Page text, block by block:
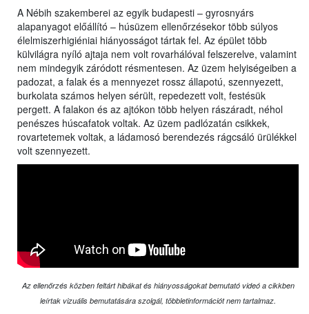
A Nébih szakemberei az egyik budapesti – gyrosnyárs
alapanyagot előállító – húsüzem ellenőrzésekor több súlyos
élelmiszerhigiéniai hiányosságot tártak fel. Az épület több
külvilágra nyíló ajtaja nem volt rovarhálóval felszerelve, valamint
nem mindegyik záródott résmentesen. Az üzem helyiségeiben a
padozat, a falak és a mennyezet rossz állapotú, szennyezett,
burkolata számos helyen sérült, repedezett volt, festésük
pergett. A falakon és az ajtókon több helyen rászáradt, néhol
penészes húscafatok voltak. Az üzem padlózatán csikkek,
rovartetemek voltak, a ládamosó berendezés rágcsáló ürülékkel
volt szennyezett.
Az ellenőrzés közben feltárt hibákat és hiányosságokat bemutató videó a cikkben
leírtak vizuális bemutatására szolgál, többletinformációt nem tartalmaz.